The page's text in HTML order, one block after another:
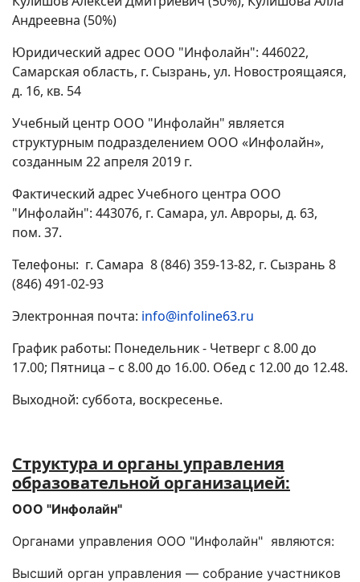
Андреевна (50%)
Юридический адрес ООО "Инфолайн": 446022,
Самарская область, г. Сызрань, ул. Новостроящаяся,
д. 16, кв. 54
Учебный центр ООО "Инфолайн" является
структурным подразделением ООО «Инфолайн»,
созданным 22 апреля 2019 г.
Фактический адрес Учебного центра ООО
"Инфолайн": 443076, г. Самара, ул. Авроры, д. 63,
пом. 37.
Телефоны: г. Самара 8 (846) 359-13-82, г. Сызрань 8
(846) 491-02-93
Электронная почта: info@infoline63.ru
График работы: Понедельник - Четверг с 8.00 до
17.00; Пятница – с 8.00 до 16.00. Обед с 12.00 до 12.48.
Выходной: суббота, воскресенье.
Структура и органы управления
образовательной организацией:
ООО "Инфолайн"
Органами управления ООО "Инфолайн" являются:
Высший орган управления — собрание участников